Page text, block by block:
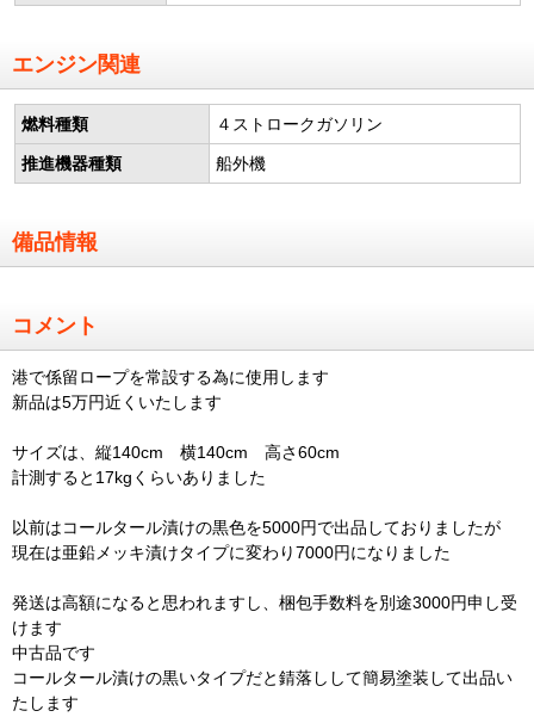
エンジン関連
燃料種類 ４ストロークガソリン
推進機器種類 船外機
備品情報
コメント
港で係留ロープを常設する為に使用します
新品は5万円近くいたします
サイズは、縦140cm 横140cm 高さ60cm
計測すると17kgくらいありました
以前はコールタール漬けの黒色を5000円で出品しておりましたが
現在は亜鉛メッキ漬けタイプに変わり7000円になりました
発送は高額になると思われますし、梱包手数料を別途3000円申し受
けます
中古品です
コールタール漬けの黒いタイプだと錆落しして簡易塗装して出品い
たします